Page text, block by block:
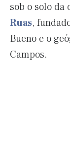
sob o solo da
Ruas,
Bueno e o
Campos.